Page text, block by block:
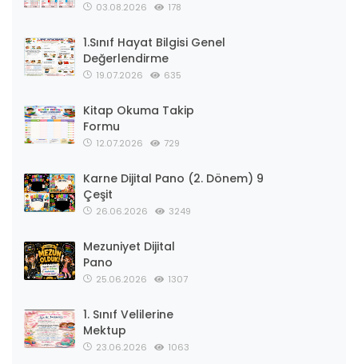
03.08.2026 178
1.Sınıf Hayat Bilgisi Genel
Değerlendirme
19.07.2026 635
Kitap Okuma Takip
Formu
12.07.2026 729
Karne Dijital Pano (2. Dönem) 9
Çeşit
26.06.2026 3249
Mezuniyet Dijital
Pano
25.06.2026 1307
1. Sınıf Velilerine
Mektup
23.06.2026 1063